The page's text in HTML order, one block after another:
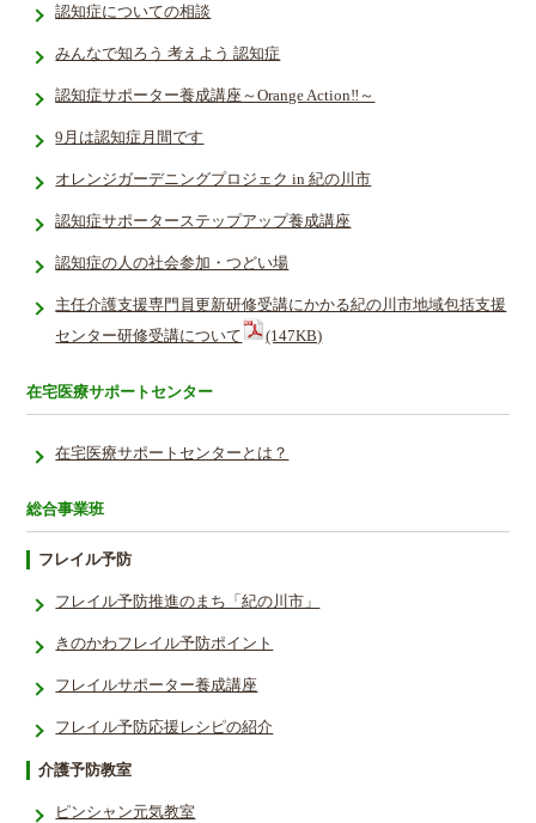
認知症についての相談
みんなで知ろう 考えよう 認知症
認知症サポーター養成講座～Orange Action‼～
9月は認知症月間です
オレンジガーデニングプロジェク in 紀の川市
認知症サポーターステップアップ養成講座
認知症の人の社会参加・つどい場
主任介護支援専門員更新研修受講にかかる紀の川市地域包括支援
センター研修受講について
(147KB)
在宅医療サポートセンター
在宅医療サポートセンターとは？
総合事業班
フレイル予防
フレイル予防推進のまち「紀の川市」
きのかわフレイル予防ポイント
フレイルサポーター養成講座
フレイル予防応援レシ­ピの紹介
介護予防教室
ピンシャン元気教室